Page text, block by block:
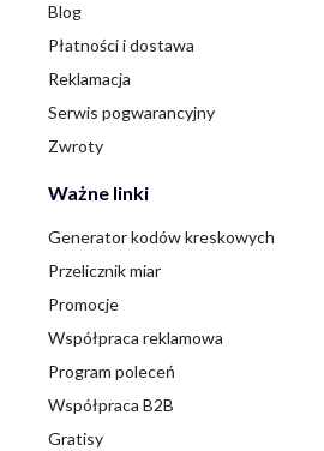
Blog
Płatności i dostawa
Reklamacja
Serwis pogwarancyjny
Zwroty
Ważne linki
Generator kodów kreskowych
Przelicznik miar
Promocje
Współpraca reklamowa
Program poleceń
Współpraca B2B
Gratisy